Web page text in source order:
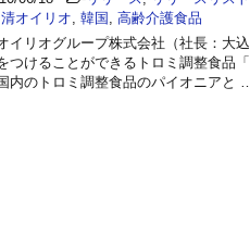
清オイリオ
韓国
高齢介護食品
イリオグループ株式会社（社長：大
つけることができるトロミ調整食品
内のトロミ調整食品のパイオニアと …